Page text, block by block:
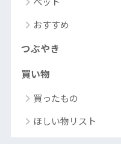
おすすめ
つぶやき
買い物
買ったもの
ほしい物リスト